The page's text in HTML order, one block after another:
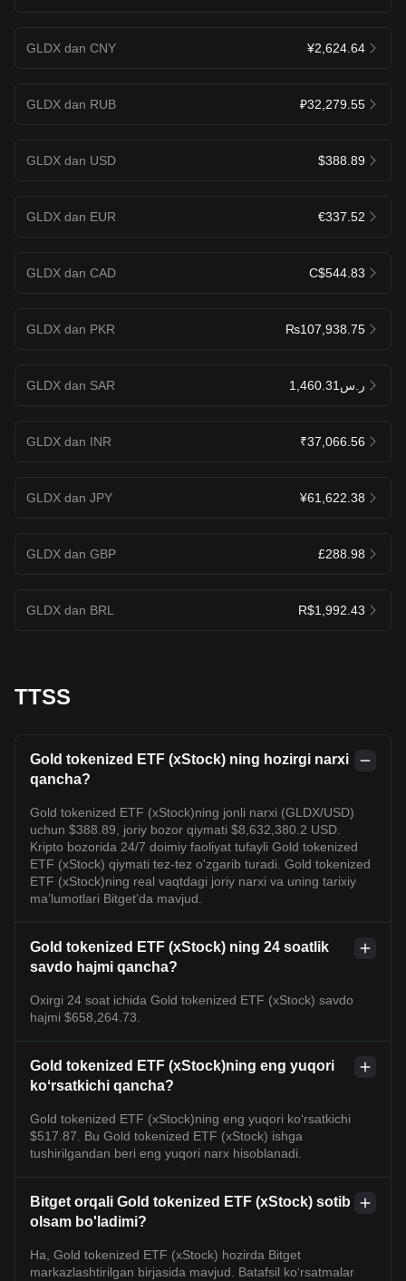
GLDX dan CNY ¥2,624.64
GLDX dan RUB ₽32,279.55
GLDX dan USD $388.89
GLDX dan EUR €337.52
GLDX dan CAD C$544.83
GLDX dan PKR ₨107,938.75
GLDX dan SAR ر.س1,460.31
GLDX dan INR ₹37,066.56
GLDX dan JPY ¥61,622.38
GLDX dan GBP £288.98
GLDX dan BRL R$1,992.43
TTSS
Gold tokenized ETF (xStock) ning hozirgi narxi
qancha?
Gold tokenized ETF (xStock)ning jonli narxi (GLDX/USD)
uchun $388.89, joriy bozor qiymati $8,632,380.2 USD.
Kripto bozorida 24/7 doimiy faoliyat tufayli Gold tokenized
ETF (xStock) qiymati tez-tez o'zgarib turadi. Gold tokenized
ETF (xStock)ning real vaqtdagi joriy narxi va uning tarixiy
maʼlumotlari Bitget’da mavjud.
Gold tokenized ETF (xStock) ning 24 soatlik
savdo hajmi qancha?
Oxirgi 24 soat ichida Gold tokenized ETF (xStock) savdo
hajmi $658,264.73.
Gold tokenized ETF (xStock)ning eng yuqori
koʻrsatkichi qancha?
Gold tokenized ETF (xStock)ning eng yuqori ko‘rsatkichi
$517.87. Bu Gold tokenized ETF (xStock) ishga
tushirilgandan beri eng yuqori narx hisoblanadi.
Bitget orqali Gold tokenized ETF (xStock) sotib
olsam bo'ladimi?
Ha, Gold tokenized ETF (xStock) hozirda Bitget
markazlashtirilgan birjasida mavjud. Batafsil koʻrsatmalar